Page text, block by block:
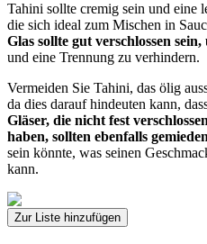
Tahini sollte cremig sein und eine
die sich ideal zum Mischen in
Glas sollte gut verschlossen
und eine Trennung zu verhindern.
Vermeiden Sie Tahini, das ölig
da dies darauf hindeuten kann,
Gläser, die nicht fest
haben, sollten ebenfalls
sein könnte, was seinen
kann.
Zur Liste hinzufügen